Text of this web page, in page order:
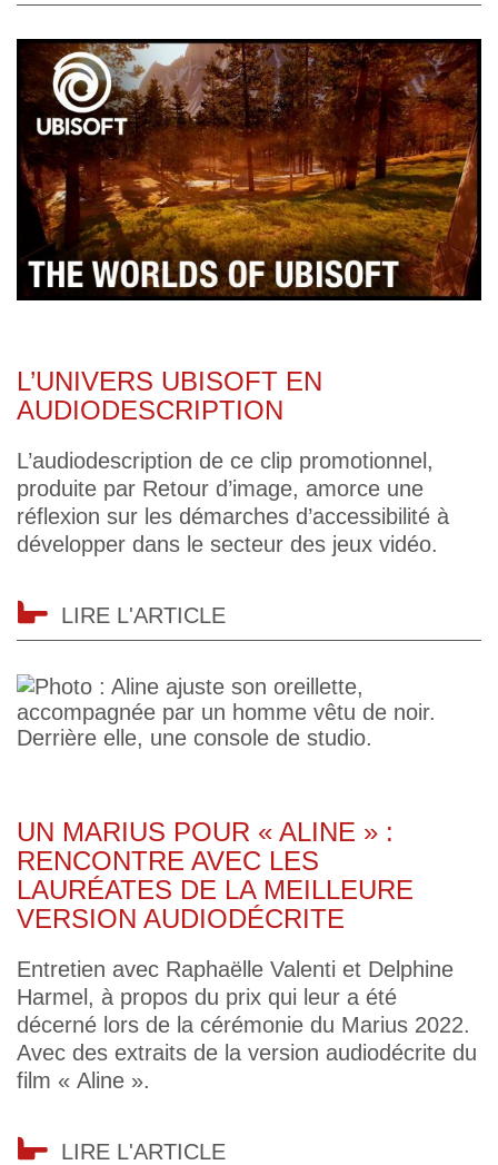
L’UNIVERS UBISOFT EN
AUDIODESCRIPTION
L’audiodescription de ce clip promotionnel,
produite par Retour d’image, amorce une
réflexion sur les démarches d’accessibilité à
développer dans le secteur des jeux vidéo.
LIRE L'ARTICLE
UN MARIUS POUR « ALINE » :
RENCONTRE AVEC LES
LAURÉATES DE LA MEILLEURE
VERSION AUDIODÉCRITE
Entretien avec Raphaëlle Valenti et Delphine
Harmel, à propos du prix qui leur a été
décerné lors de la cérémonie du Marius 2022.
Avec des extraits de la version audiodécrite du
film « Aline ».
LIRE L'ARTICLE